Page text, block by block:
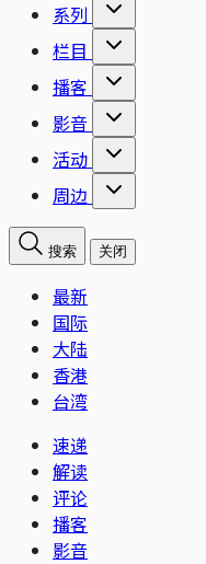
系列
栏目
播客
影音
活动
周边
搜索 关闭
最新
国际
大陆
香港
台湾
速递
解读
评论
播客
影音